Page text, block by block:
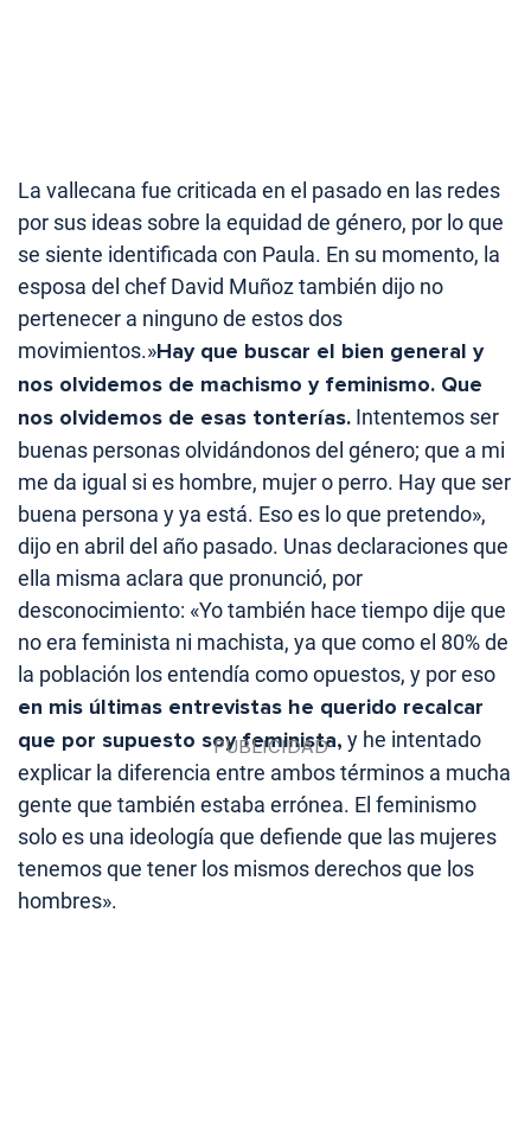
La vallecana fue criticada en el pasado en las redes
por sus ideas sobre la equidad de género, por lo que
se siente identificada con Paula. En su momento, la
esposa del chef David Muñoz también dijo no
pertenecer a ninguno de estos dos
movimientos.»Hay que buscar el bien general y
nos olvidemos de machismo y feminismo. Que
nos olvidemos de esas tonterías. Intentemos ser
buenas personas olvidándonos del género; que a mi
me da igual si es hombre, mujer o perro. Hay que ser
buena persona y ya está. Eso es lo que pretendo»,
dijo en abril del año pasado. Unas declaraciones que
ella misma aclara que pronunció, por
desconocimiento: «Yo también hace tiempo dije que
no era feminista ni machista, ya que como el 80% de
la población los entendía como opuestos, y por eso
en mis últimas entrevistas he querido recalcar
que por supuesto soy feminista, y he intentado
explicar la diferencia entre ambos términos a mucha
gente que también estaba errónea. El feminismo
solo es una ideología que defiende que las mujeres
tenemos que tener los mismos derechos que los
hombres».